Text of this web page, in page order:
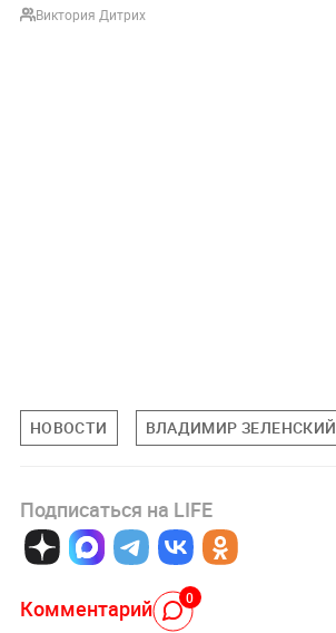
Виктория Дитрих
НОВОСТИ ВЛАДИМИР ЗЕЛЕНСКИЙ
Подписаться на LIFE
Комментарий 0